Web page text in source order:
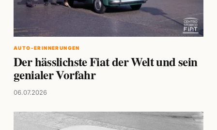
AUTO-ERINNERUNGEN
Der hässlichste Fiat der Welt und sein
genialer Vorfahr
06.07.2026